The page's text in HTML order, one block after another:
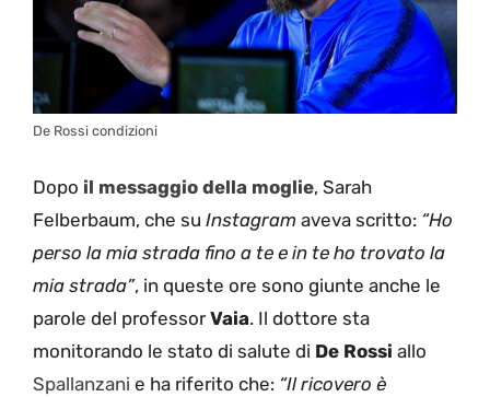
De Rossi condizioni
Dopo il messaggio della moglie, Sarah
Felberbaum, che su Instagram aveva scritto: “Ho
perso la mia strada fino a te e in te ho trovato la
mia strada”, in queste ore sono giunte anche le
parole del professorVaia. Il dottore sta
monitorando le stato di salute di De Rossi allo
Spallanzani e ha riferito che: “Il ricovero è